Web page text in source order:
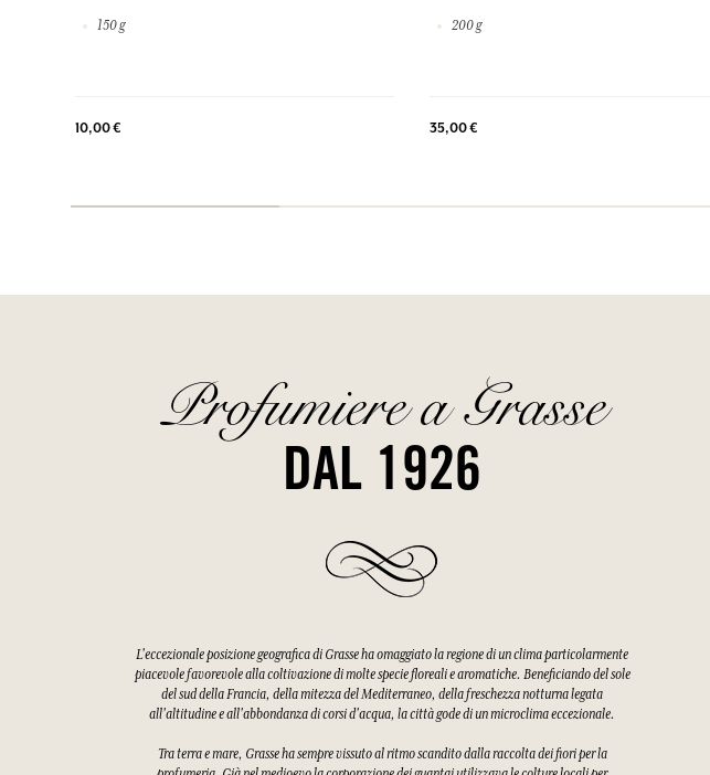
150 g
10,00 €
200 g
35,00 €
Profumiere a Grasse
DAL 1926
L'eccezionale posizione geografica di Grasse ha omaggiato la regione di un clima particolarmente
piacevole favorevole alla coltivazione di molte specie floreali e aromatiche. Beneficiando del sole
del sud della Francia, della mitezza del Mediterraneo, della freschezza notturna legata
all'altitudine e all'abbondanza di corsi d'acqua, la città gode di un microclima eccezionale.
Tra terra e mare, Grasse ha sempre vissuto al ritmo scandito dalla raccolta dei fiori per la